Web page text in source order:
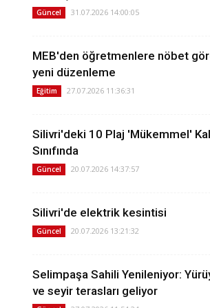
Güncel 31.07.2026 14:00:05
MEB'den öğretmenlere nöbet
yeni düzenleme
Eğitim 27.07.2026 11:36:31
Silivri'deki 10 Plaj 'Mükemmel'
Sınıfında
Güncel 20.07.2026 14:37:57
Silivri'de elektrik kesintisi
Güncel 20.07.2026 13:21:32
Selimpaşa Sahili Yenileniyor:
ve seyir terasları geliyor